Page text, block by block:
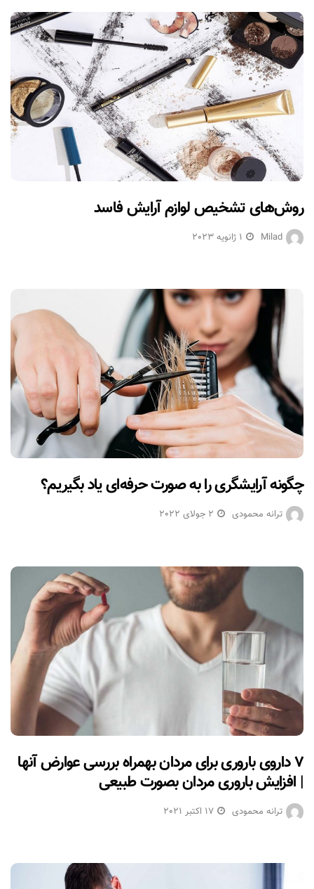
روش‌های تشخیص لوازم آرایش فاسد
Milad 1 ژانویه 2023
چگونه آرایشگری را به صورت حرفه‌ای یاد بگیریم؟
ترانه محمودی 2 جولای 2022
۷ داروی باروری برای مردان بهمراه بررسی عوارض آنها
| افزایش باروری مردان بصورت طبیعی
ترانه محمودی 17 اکتبر 2021